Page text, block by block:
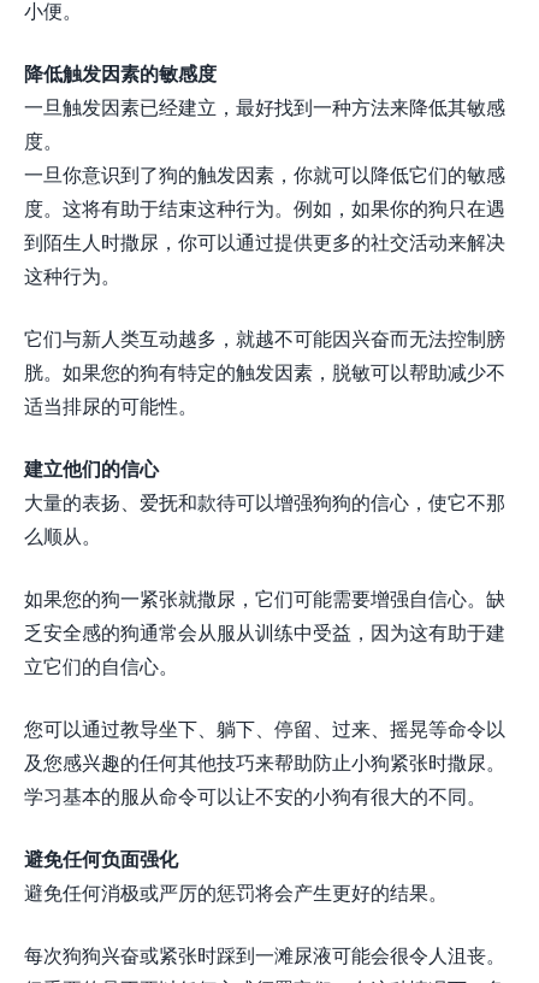
小便。
降低触发因素的敏感度
一旦触发因素已经建立，最好找到一种方法来降低其敏感
度。
一旦你意识到了狗的触发因素，你就可以降低它们的敏感
度。这将有助于结束这种行为。例如，如果你的狗只在遇
到陌生人时撒尿，你可以通过提供更多的社交活动来解决
这种行为。
它们与新人类互动越多，就越不可能因兴奋而无法控制膀
胱。如果您的狗有特定的触发因素，脱敏可以帮助减少不
适当排尿的可能性。
建立他们的信心
大量的表扬、爱抚和款待可以增强狗狗的信心，使它不那
么顺从。
如果您的狗一紧张就撒尿，它们可能需要增强自信心。缺
乏安全感的狗通常会从服从训练中受益，因为这有助于建
立它们的自信心。
您可以通过教导坐下、躺下、停留、过来、摇晃等命令以
及您感兴趣的任何其他技巧来帮助防止小狗紧张时撒尿。
学习基本的服从命令可以让不安的小狗有很大的不同。
避免任何负面强化
避免任何消极或严厉的惩罚将会产生更好的结果。
每次狗狗兴奋或紧张时踩到一滩尿液可能会很令人沮丧。